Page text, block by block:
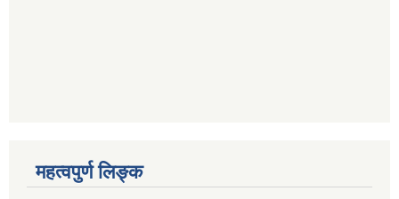
महत्वपुर्ण लिङ्क